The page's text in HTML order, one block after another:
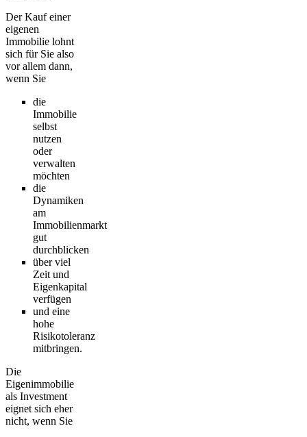
Der Kauf einer
eigenen
Immobilie lohnt
sich für Sie also
vor allem dann,
wenn Sie
die
Immobilie
selbst
nutzen
oder
verwalten
möchten
die
Dynamiken
am
Immobilienmarkt
gut
durchblicken
über viel
Zeit und
Eigenkapital
verfügen
und eine
hohe
Risikotoleranz
mitbringen.
Die
Eigenimmobilie
als Investment
eignet sich eher
nicht, wenn Sie